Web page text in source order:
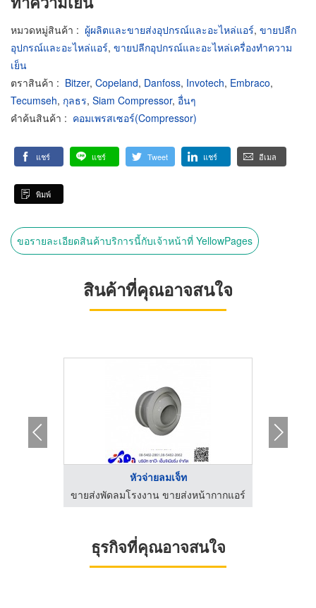
หมวดหมู่สินค้า : ผู้ผลิตและขายส่งอุปกรณ์และอะไหล่แอร์, ขายปลีก
อุปกรณ์และอะไหล่แอร์, ขายปลีกอุปกรณ์และอะไหล่เครื่องทำความ
เย็น
ตราสินค้า : Bitzer, Copeland, Danfoss, Invotech, Embraco,
Tecumseh, กุลธร, Siam Compressor, อื่นๆ
คำค้นสินค้า : คอมเพรสเซอร์(Compressor)
แชร์ แชร์ Tweet แชร์ อีเมล
พิมพ์
ขอรายละเอียดสินค้าบริการนี้กับเจ้าหน้าที่ YellowPages
สินค้าที่คุณอาจสนใจ
หัวจ่ายลมเจ็ท
ขายส่งพัดลมโรงงาน ขายส่งหน้ากากแอร์
ธุรกิจที่คุณอาจสนใจ